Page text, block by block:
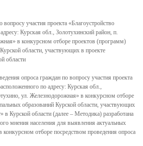
расходах, об имуществе и
имущественного характера
правовые акты в сфере противодействия
Законодательство
Курской области
правовые акты органов местного
поселка Золотухино
вопросу участия проекта «Благоустройство
Курская обл., Золотухинский район, п.
в конкурсном отборе проектов (программ)
области, участвующих в проекте
области
опроса граждан по вопросу участия проекта
по адресу: Курская обл.,
ул. Железнодорожная» в конкурсном отборе
образований Курской области, участвующих
Курской области (далее – Методика) разработана
мнения населения для выявления актуальных
конкурсном отборе посредством проведения опроса